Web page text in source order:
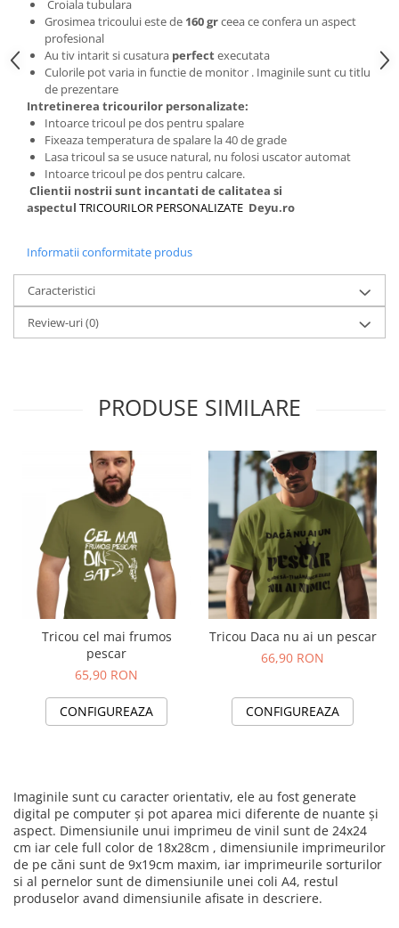
Croiala tubulara
Grosimea tricoului este de 160 grceea ce confera un aspect
profesional
Au tiv intarit si cusatura perfectexecutata
Culorile pot varia in functie de monitor . Imaginile sunt cu titlu
de prezentare
Intretinerea tricourilor personalizate:
Intoarce tricoul pe dos pentru spalare
Fixeaza temperatura de spalare la 40 de grade
Lasa tricoul sa se usuce natural, nu folosi uscator automat
Intoarce tricoul pe dos pentru calcare.
Clientii nostrii sunt incantati de calitatea si
aspectul TRICOURILOR PERSONALIZATE Deyu.ro
Informatii conformitate produs
Caracteristici
Review-uri(0)
PRODUSE SIMILARE
Tricou cel mai frumos
pescar
65,90 RON
CONFIGUREAZA
Tricou Daca nu ai un pescar
66,90 RON
CONFIGUREAZA
Imaginile sunt cu caracter orientativ, ele au fost generate
digital pe computer și pot aparea mici diferente de nuante și
aspect. Dimensiunile unui imprimeu de vinil sunt de 24x24
cm iar cele full color de 18x28cm , dimensiunile imprimeurilor
de pe căni sunt de 9x19cm maxim, iar imprimeurile sorturilor
si al pernelor sunt de dimensiunile unei coli A4, restul
produselor avand dimensiunile afisate in descriere.